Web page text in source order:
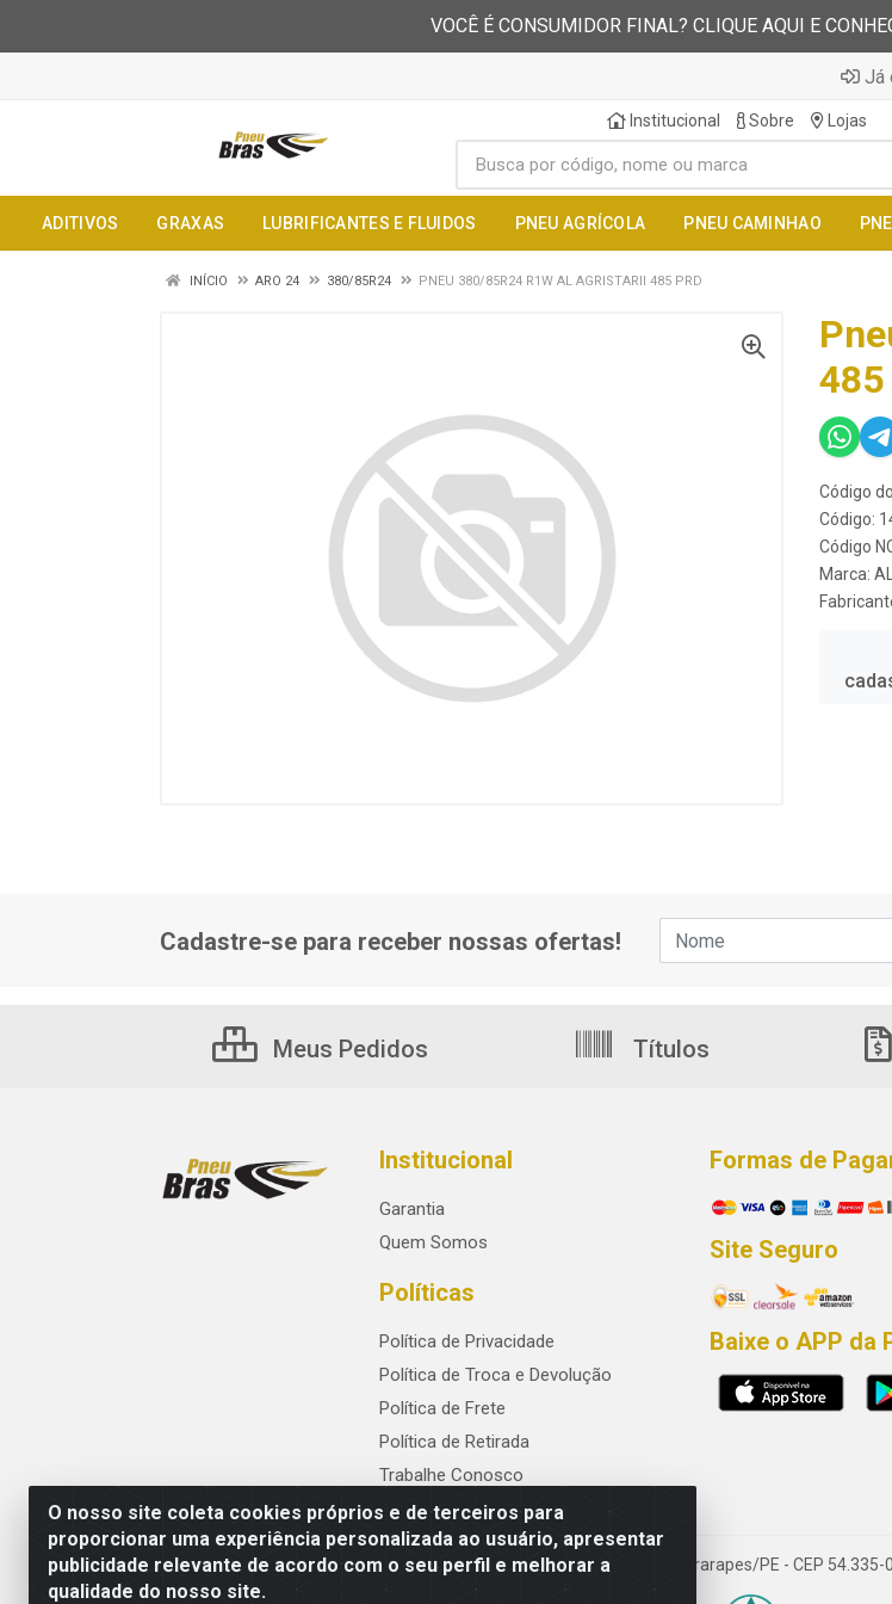
VOCÊ É CONSUMIDOR FINAL? CLIQUE AQUI E
Já
Institucional Sobre Lojas
ADITIVOS GRAXAS LUBRIFICANTES E FLUIDOS PNEU AGRÍCOLA PNEU CAMINHAO
INÍCIO ARO 24 380/85R24 PNEU 380/85R24 R1W AL AGRISTARII 485 PRD
485
Código
Código:
Código
Marca:
O nosso site coleta cookies próprios e de terceiros para
proporcionar uma experiência personalizada ao usuário, apresentar
publicidade relevante de acordo com o seu perfil e melhorar a
qualidade do nosso site.
Cadastre-se para receber nossas ofertas!
Meus Pedidos Títulos
Institucional
Garantia
Quem Somos
Políticas
Política de Privacidade
Política de Troca e Devolução
Política de Frete
Política de Retirada
Trabalhe Conosco
Formas de
Site Seguro
Baixe o APP da
PneuBras - Rodovia BR-101, KM 82 - Prazeres, Jaboatão dos Guararapes/PE - CEP